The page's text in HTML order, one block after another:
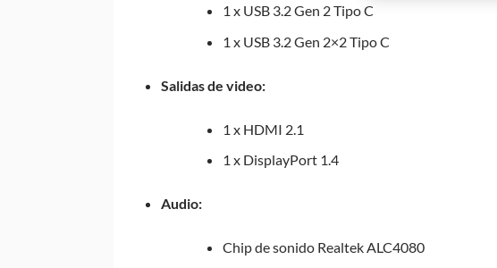
1 x USB 3.2 Gen 2 Tipo C
1 x USB 3.2 Gen 2×2 Tipo C
Salidas de video:
1 x HDMI 2.1
1 x DisplayPort 1.4
Audio:
Chip de sonido Realtek ALC4080